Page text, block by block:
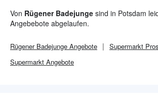
Von Rügener Badejunge sind in Potsdam
Angebebote abgelaufen.
Rügener Badejunge Angebote Supermarkt
Supermarkt Angebote